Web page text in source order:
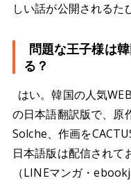
しい話が公開されるた
問題な王子様は
る？
はい。韓国の人気
の日本語翻訳版で、原
Solche、作画を
日本語版は配信されて
（LINEマンガ・